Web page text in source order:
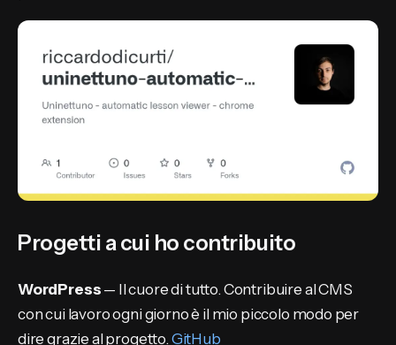
Progetti a cui ho contribuito
WordPress — Il cuore di tutto. Contribuire al CMS
con cui lavoro ogni giorno è il mio piccolo modo per
dire grazie al progetto.GitHub